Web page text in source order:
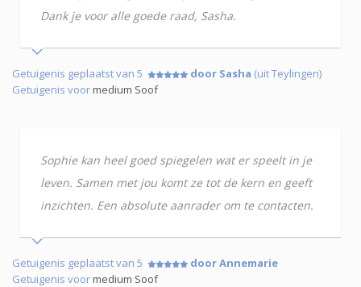
Dank je voor alle goede raad, Sasha.
Getuigenis geplaatst van 5 door Sasha (uit Teylingen)
Getuigenis voormedium Soof
Sophie kan heel goed spiegelen wat er speelt in je
leven. Samen met jou komt ze tot de kern en geeft
inzichten. Een absolute aanrader om te contacten.
Getuigenis geplaatst van 5
door Annemarie
Getuigenis voormedium Soof